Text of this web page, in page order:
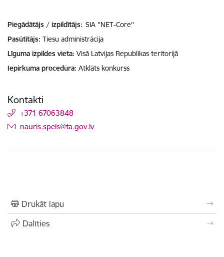
Piegādātājs / izpildītājs: SIA ''NET-Core''
Pasūtītājs Tiesu administrācija
Līguma izpildes vieta Visā Latvijas Republikas teritorijā
Iepirkuma procedūra Atklāts konkurss
Kontakti
+371 67063848
E-pasts:
nauris.spels@ta.gov.lv
Drukāt lapu
Dalīties